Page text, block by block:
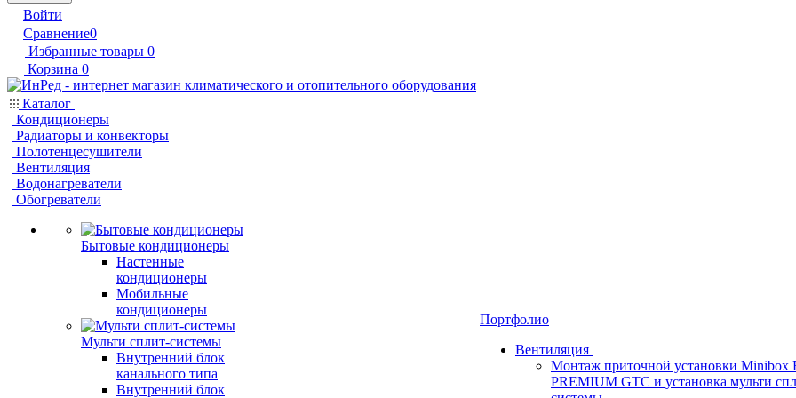
Войти
Сравнение0
Избранные товары 0
Корзина 0
Каталог
Кондиционеры
Радиаторы и конвекторы
Полотенцесушители
Вентиляция
Водонагреватели
Обогреватели
Бытовые кондиционеры
Настенные
кондиционеры
Мобильные
кондиционеры
Мульти сплит-системы
Внутренний блок
канального типа
Внутренний блок
Портфолио
Вентиляция
Монтаж приточной установки Minibox
PREMIUM GTC и установка мульти